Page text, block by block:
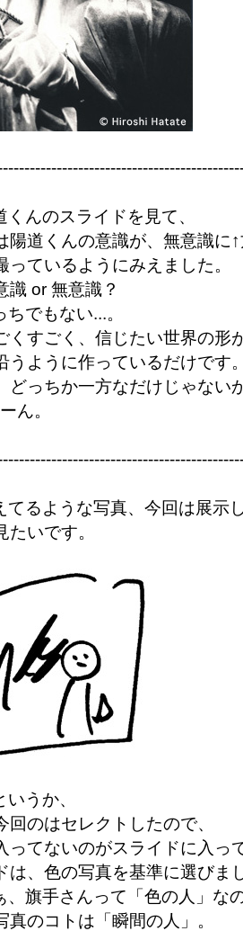
くんのスライドを見て、
陽道くんの意識が、無意識に
っているようにみえました。
識 or 無意識？
ちでもない...。
くすごく、信じたい世界の形
うように作っているだけです
どっちか一方なだけじゃない
ん。
てるような写真、今回は展示
たいです。
いうか、
回のはセレクトしたので、
ってないのがスライドに入っ
は、色の写真を基準に選びま
、旗手さんって「色の人」な
真のコトは「瞬間の人」。